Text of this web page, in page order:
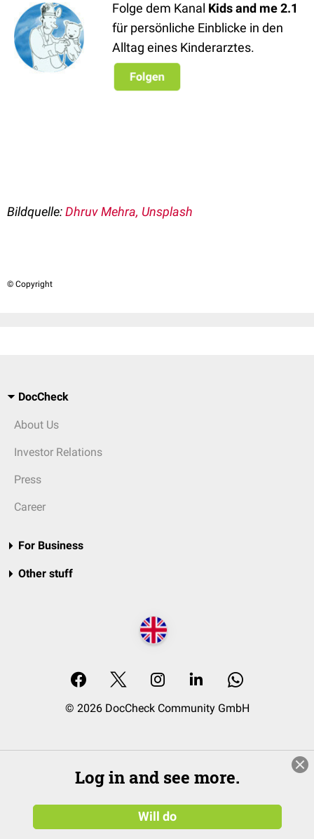
Folge dem Kanal Kids and me 2.1
für persönliche Einblicke in den
Alltag eines Kinderarztes.
Bildquelle:Dhruv Mehra, Unsplash
© Copyright
DocCheck
About Us
Investor Relations
Press
Career
For Business
Other stuff
© 2026 DocCheck Community GmbH
Log in and see more.
Will do